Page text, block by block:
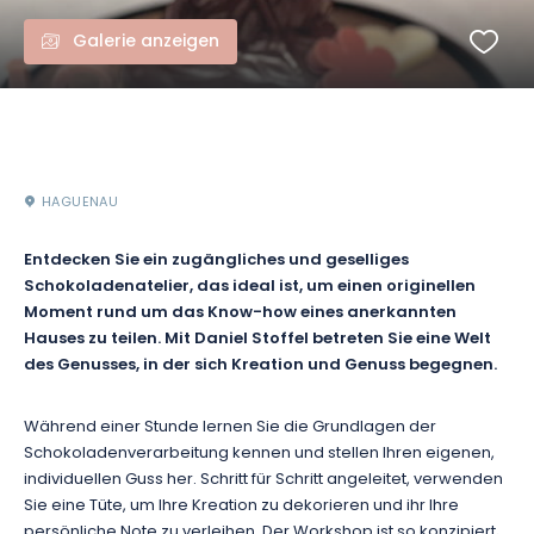
Galerie anzeigen
HAGUENAU
Entdecken Sie ein zugängliches und geselliges
Schokoladenatelier, das ideal ist, um einen originellen
Moment rund um das Know-how eines anerkannten
Hauses zu teilen. Mit Daniel Stoffel betreten Sie eine Welt
des Genusses, in der sich Kreation und Genuss begegnen.
Während einer Stunde lernen Sie die Grundlagen der
Schokoladenverarbeitung kennen und stellen Ihren eigenen,
individuellen Guss her. Schritt für Schritt angeleitet, verwenden
Sie eine Tüte, um Ihre Kreation zu dekorieren und ihr Ihre